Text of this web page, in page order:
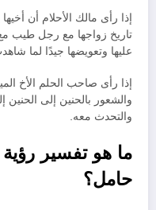
إذا رأى مالك الأحلام أن
تاريخ زواجها مع رجل طيب مع
عليها وتعويضها جيدًا لما
إذا رأى صاحب الحلم الأخ
والشعور بالحنين إلى
والتحدث معه.
ما هو تفسير
حامل؟